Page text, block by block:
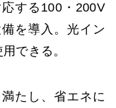
する100・200V
を導入。光イン
できる。
たし、省エネに